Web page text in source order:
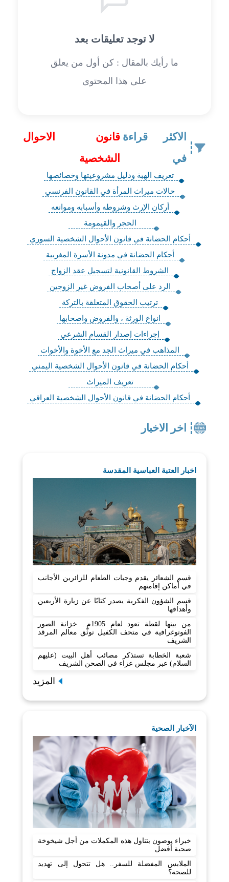
لا توجد تعليقات بعد
ما رأيك بالمقال : كن أول من يعلق
على هذا المحتوى
الاكثر قراءة
في
قانون الاحوال
الشخصية
تعريف الهبة ودليل مشروعيتها وخصائصها
حالات ميراث المرأة في القانون الفرنسي
أركان الإرث وشروطه وأسبابه وموانعه
‏الحجر والقيمومة
أحكام الحضانة في قانون الأحوال الشخصية السوري
أحكام الحضانة في مدونة الأسرة المغربية
الشروط القانونية لتسجيل عقد الزواج
الرد على أصحاب الفروض غير الزوجين
ترتيب الحقوق المتعلقة بالتركة
انواع الورثة ، والفروض واصحابها
إجراءات إصدار القسام الشرعي
المذاهب في ميراث الجد مع الأخوة والأخوات
أحكام الحضانة في قانون الأحوال الشخصية اليمني
تعريف الميراث
أحكام الحضانة في قانون الأحوال الشخصية العراقي
اخر الاخبار
اخبار العتبة العباسية المقدسة
قسم الشعائر يقدم وجبات الطعام للزائرين الأجانب
في أماكن إقامتهم
قسم الشؤون الفكرية يصدر كتابًا عن زيارة الأربعين
وأهدافها
من بينها لقطة تعود لعام 1905م.. خزانة الصور
الفوتوغرافية في متحف الكفيل توثّق معالم المرقد
الشريف
شعبة الخطابة تستذكر مصائب أهل البيت (عليهم
السلام) عبر مجلس عزاء في الصحن الشريف
المزيد
الآخبار الصحية
خبراء يوصون بتناول هذه المكملات من أجل شيخوخة
صحية أفضل
الملابس المفضلة للسفر.. هل تتحول إلى تهديد
للصحة؟